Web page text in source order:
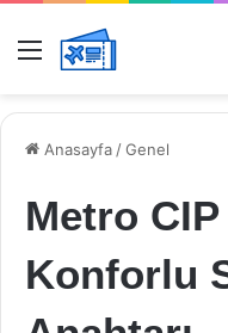
Menü
Anasayfa /Genel
Metro
Konforlu